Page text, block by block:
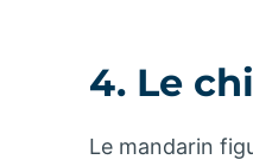
4. Le
Le mandarin